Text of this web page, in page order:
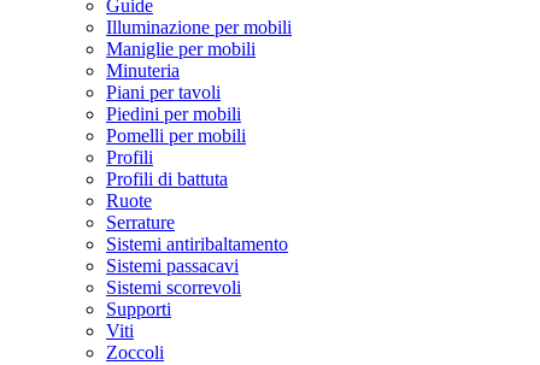
Guide
Illuminazione per mobili
Maniglie per mobili
Minuteria
Piani per tavoli
Piedini per mobili
Pomelli per mobili
Profili
Profili di battuta
Ruote
Serrature
Sistemi antiribaltamento
Sistemi passacavi
Sistemi scorrevoli
Supporti
Viti
Zoccoli